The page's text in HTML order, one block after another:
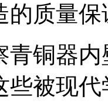
的质量保
青铜器
些被现